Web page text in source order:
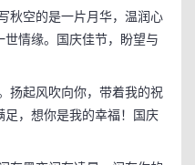
空的是一片月华，温润心
情缘。国庆佳节，盼望与
起风吹向你，带着我的祝
，想你是我的幸福！国庆